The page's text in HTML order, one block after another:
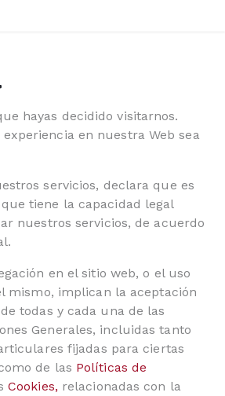
hayas decidido visitarnos.
en nuestra Web sea
servicios, declara que es
tiene la capacidad legal
nuestros servicios, de acuerdo
en el sitio web, o el uso
mismo, implican la aceptación
todas y cada una de las
Generales, incluidas tanto
fijadas para ciertas
de las Políticas de
Cookies,relacionadas con la